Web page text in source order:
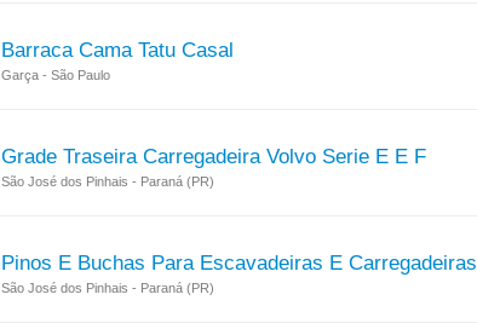
Barraca Cama Tatu Casal
Garça - São Paulo
Grade Traseira Carregadeira Volvo Serie E E F
São José dos Pinhais - Paraná (PR)
Pinos E Buchas Para Escavadeiras E Carregadeiras
São José dos Pinhais - Paraná (PR)